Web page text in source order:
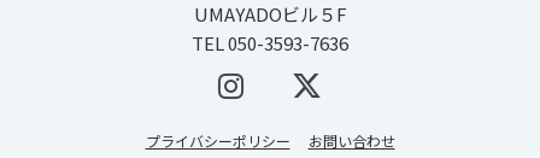
UMAYADOビル５F
TEL 050-3593-7636
プライバシーポリシー お問い合わせ